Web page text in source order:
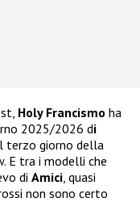
Holy Francismo ha
2025/2026 di
terzo giorno della
E tra i modelli che
di Amici, quasi
non sono certo